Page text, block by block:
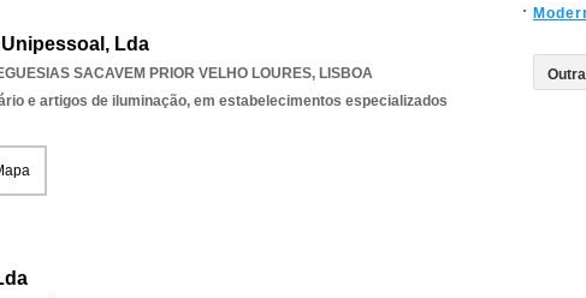
Lda
SACAVEM PRIOR VELHO LOURES, LISBOA
e artigos de iluminação, em estabelecimentos especializados